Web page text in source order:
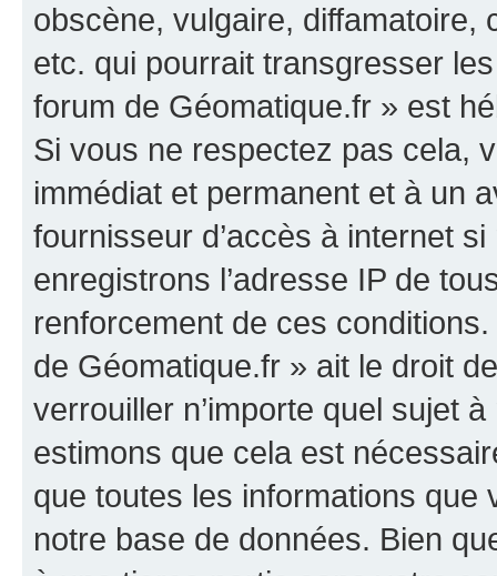
obscène, vulgaire, diffamatoire,
etc. qui pourrait transgresser
forum de Géomatique.fr » est
Si vous ne respectez pas cela,
immédiat et permanent et à un
fournisseur d’accès à internet
enregistrons l’adresse IP de
renforcement de ces
de Géomatique.fr » ait le droit
verrouiller n’importe quel sujet
estimons que cela est
que toutes les informations
notre base de données. Bien